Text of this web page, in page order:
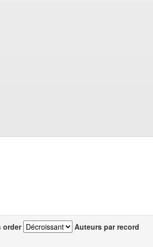
order Auteurs par record